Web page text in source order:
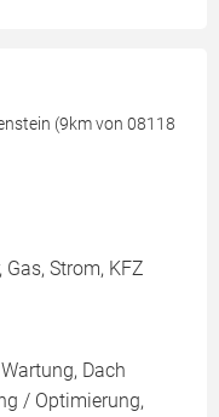
(9km von 08118
Strom, KFZ
Dach
/ Optimierung,